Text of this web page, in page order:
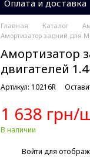
Оплата и доставка
Система скидок
Главная Каталог
Амортизатор задний для
Амортизатор
двигателей
Артикул: 10216R
1 638 грн/
В наличии
Войти для